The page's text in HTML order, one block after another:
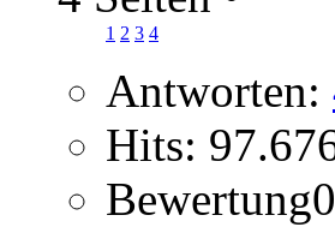
1 2 3 4
Antworten:
Hits: